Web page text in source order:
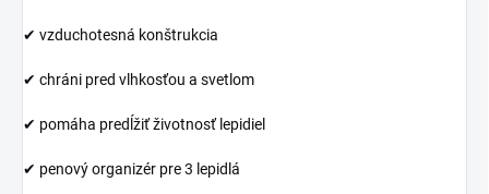
✔ vzduchotesná konštrukcia
✔ chráni pred vlhkosťou a svetlom
✔ pomáha predĺžiť životnosť lepidiel
✔ penový organizér pre 3 lepidlá